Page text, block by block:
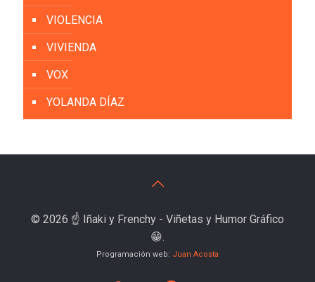
VIOLENCIA
VIVIENDA
VOX
YOLANDA DÍAZ
© 2026 ☝️ Iñaki y Frenchy - Viñetas y Humor Gráfico
😁.
Programación web: Juan Acosta